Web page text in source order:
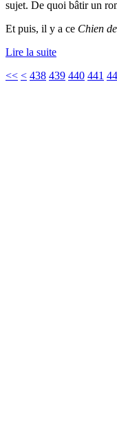
sujet. De quoi bâtir un
Et puis, il y a ce Chien
Lire la suite
<< < 438 439 440 441